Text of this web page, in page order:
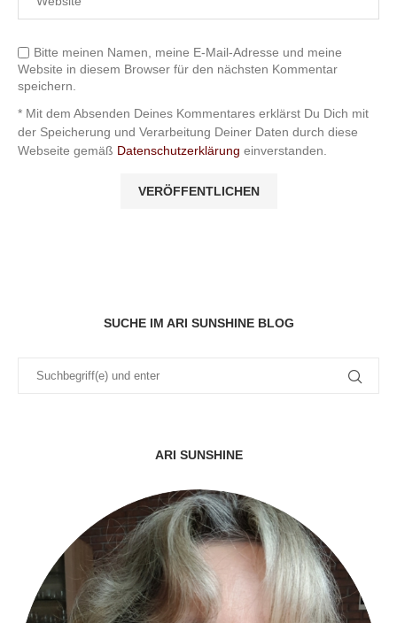
Bitte meinen Namen, meine E-Mail-Adresse und meine
Website in diesem Browser für den nächsten Kommentar
speichern.
* Mit dem Absenden Deines Kommentares erklärst Du Dich mit
der Speicherung und Verarbeitung Deiner Daten durch diese
Webseite gemäß Datenschutzerklärung einverstanden.
SUCHE IM ARI SUNSHINE BLOG
ARI SUNSHINE